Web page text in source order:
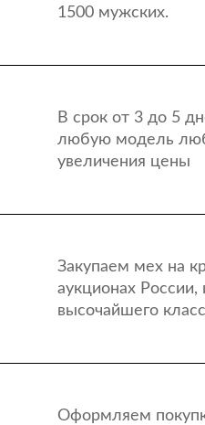
1500 мужских.
В срок от 3 до 5
любую модель
увеличения цены
Закупаем мех на
аукционах
высочайшего
Оформляем